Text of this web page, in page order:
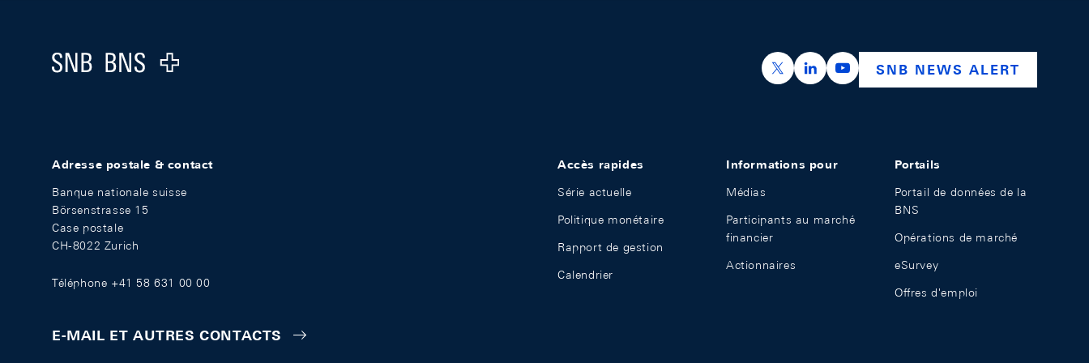
Logo
https://x.com/snb_bns
https://ch.linkedin.com/company/swiss-
https://www.youtube.com/
SNB NEWS ALERT
Adresse postale & contact
Banque nationale suisse
Börsenstrasse 15
Case postale
CH-8022 Zurich
Téléphone +41 58 631 00 00
E-MAIL ET AUTRES CONTACTS
Accès rapides
Série actuelle
Politique monétaire
Rapport de gestion
Calendrier
Informations pour
Médias
Participants au marché
financier
Actionnaires
Portails
Portail de données de la
BNS
Opérations de marché
eSurvey
Offres d'emploi